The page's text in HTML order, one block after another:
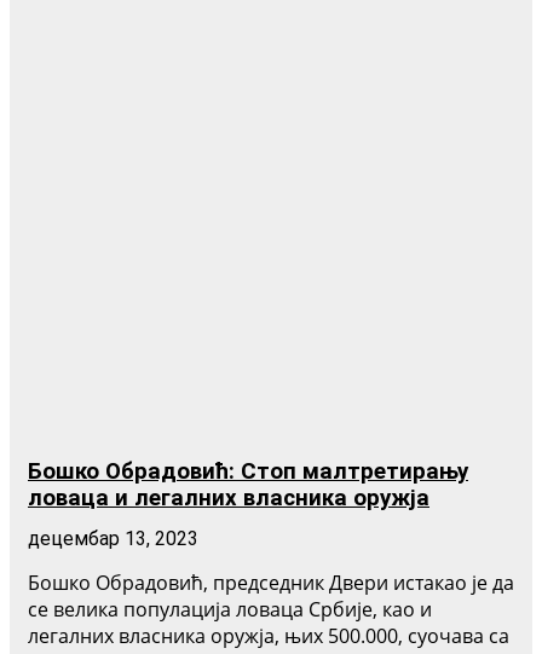
Бошко Обрадовић: Стоп малтретирању
ловаца и легалних власника оружја
децембар 13, 2023
Бошко Обрадовић, председник Двери истакао је да
се велика популација ловаца Србије, као и
легалних власника оружја, њих 500.000, суочава са